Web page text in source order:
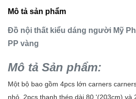
Mô tả sản phẩm
Đồ nội thất kiểu dáng người Mỹ
PP vàng
Mô tả Sản phẩm:
Một bộ bao gồm 4pcs lớn carners
nhỏ, 2pcs thanh thép dài 80 '(203cm) và